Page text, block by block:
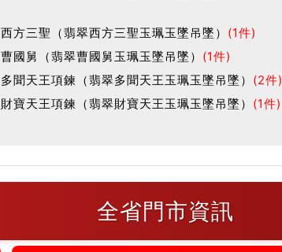
西方三聖（翡翠西方三聖玉珮玉墜吊墜） (1件)
曹國舅（翡翠曹國舅玉珮玉墜吊墜） (1件)
多聞天王項鍊（翡翠多聞天王玉珮玉墜吊墜） (2件)
財寶天王項鍊（翡翠財寶天王玉珮玉墜吊墜） (1件)
全省門市資訊